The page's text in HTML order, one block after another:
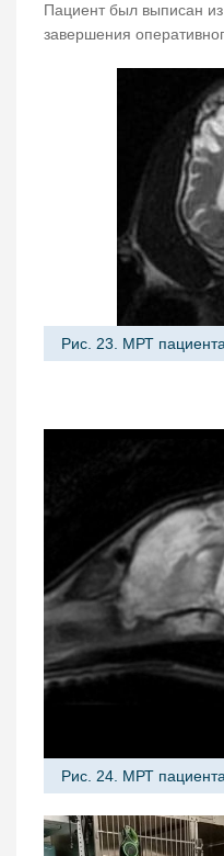
Пациент был выписан
завершения
Рис. 23. МРТ
Рис. 24. МРТ